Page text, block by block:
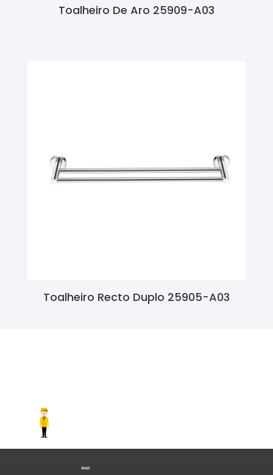
Toalheiro De Aro 25909-A03
Toalheiro Recto Duplo 25905-A03